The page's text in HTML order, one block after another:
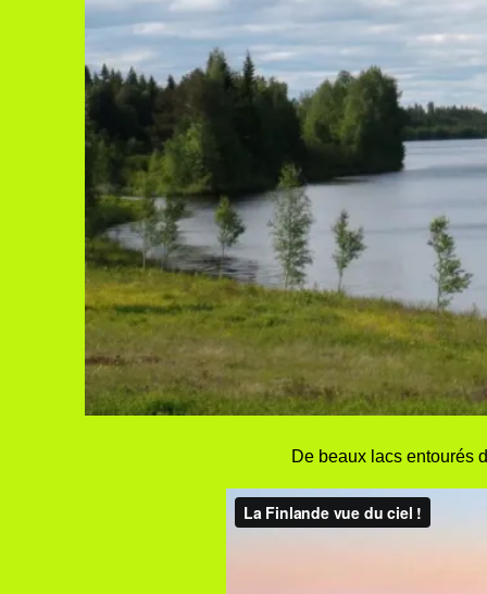
De beaux lacs entourés